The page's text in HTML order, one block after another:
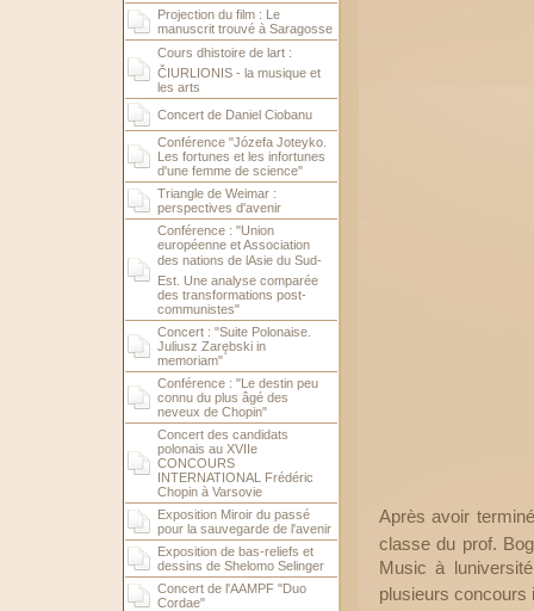
Projection du film : Le
manuscrit trouvé à Saragosse
Cours dhistoire de lart :
ČIURLIONIS - la musique et
les arts
Concert de Daniel Ciobanu
Conférence "Józefa Joteyko.
Les fortunes et les infortunes
d'une femme de science"
Triangle de Weimar :
perspectives d'avenir
Conférence : "Union
européenne et Association
des nations de lAsie du Sud-
Est. Une analyse comparée
des transformations post-
communistes"
Concert : "Suite Polonaise.
Juliusz Zarębski in
memoriam"
Conférence : "Le destin peu
connu du plus âgé des
neveux de Chopin"
Concert des candidats
polonais au XVIIe
CONCOURS
INTERNATIONAL Frédéric
Chopin à Varsovie
Exposition Miroir du passé
pour la sauvegarde de l'avenir
Exposition de bas-reliefs et
dessins de Shelomo Selinger
Concert de l'AAMPF "Duo
Cordae"
Après avoir
classe du prof.
Music à
plusieurs concours